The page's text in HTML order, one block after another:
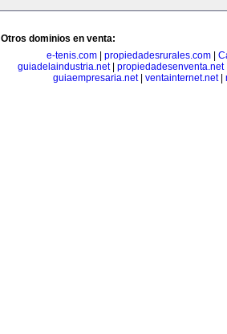
Otros dominios en venta:
e-tenis.com
propiedadesrurales.com
guiadelaindustria.net propiedadesenventa.net
guiaempresaria.net| ventainternet.net|